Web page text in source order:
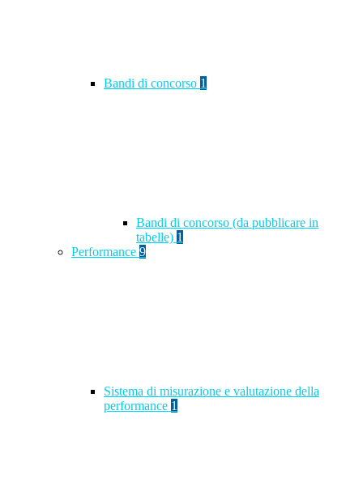
Bandi di concorso 1
Bandi di concorso (da pubblicare in
tabelle) 1
Performance 9
Sistema di misurazione e valutazione della
performance 1